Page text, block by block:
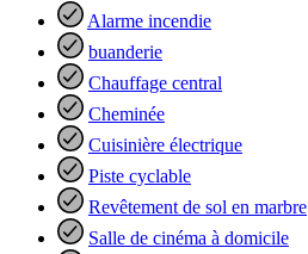
Alarme incendie
buanderie
Chauffage central
Cheminée
Cuisinière électrique
Piste cyclable
Revêtement de sol en marbre
Salle de cinéma à domicile